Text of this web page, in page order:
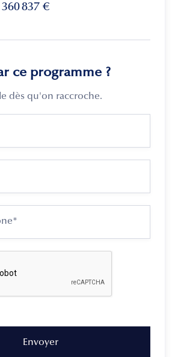
360 837 €
ce programme ?
dès qu'on raccroche.